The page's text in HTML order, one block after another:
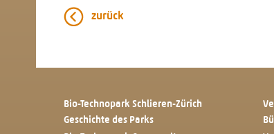
zurück
Bio-Technopark Schlieren-Zürich
Geschichte des Parks